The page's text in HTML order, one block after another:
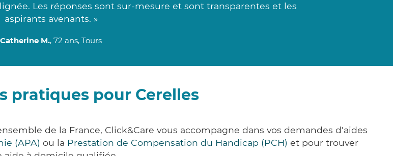
Les réponses sont sur-mesure et sont transparentes et les
aspirants avenants. »
Catherine M., 72 ans, Tours
pratiques pour Cerelles
de la France, Click&Care vous accompagne dans vos demandes d'aides
(APA) ou la Prestation de Compensation du Handicap (PCH) et pour trouver